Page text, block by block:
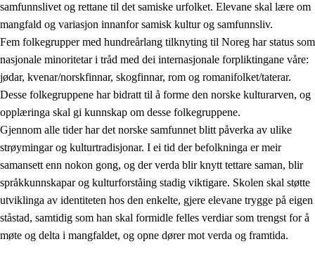
samfunnslivet og rettane til det samiske urfolket. Elevane skal lære om
mangfald og variasjon innanfor samisk kultur og samfunnsliv.
Fem folkegrupper med hundreårlang tilknyting til Noreg har status som
nasjonale minoritetar i tråd med dei internasjonale forpliktingane våre:
jødar, kvenar/norskfinnar, skogfinnar, rom og romanifolket/taterar.
Desse folkegruppene har bidratt til å forme den norske kulturarven, og
opplæringa skal gi kunnskap om desse folkegruppene.
Gjennom alle tider har det norske samfunnet blitt påverka av ulike
strøymingar og kulturtradisjonar. I ei tid der befolkninga er meir
samansett enn nokon gong, og der verda blir knytt tettare saman, blir
språkkunnskapar og kulturforståing stadig viktigare. Skolen skal støtte
utviklinga av identiteten hos den enkelte, gjere elevane trygge på eigen
ståstad, samtidig som han skal formidle felles verdiar som trengst for å
møte og delta i mangfaldet, og opne dører mot verda og framtida.